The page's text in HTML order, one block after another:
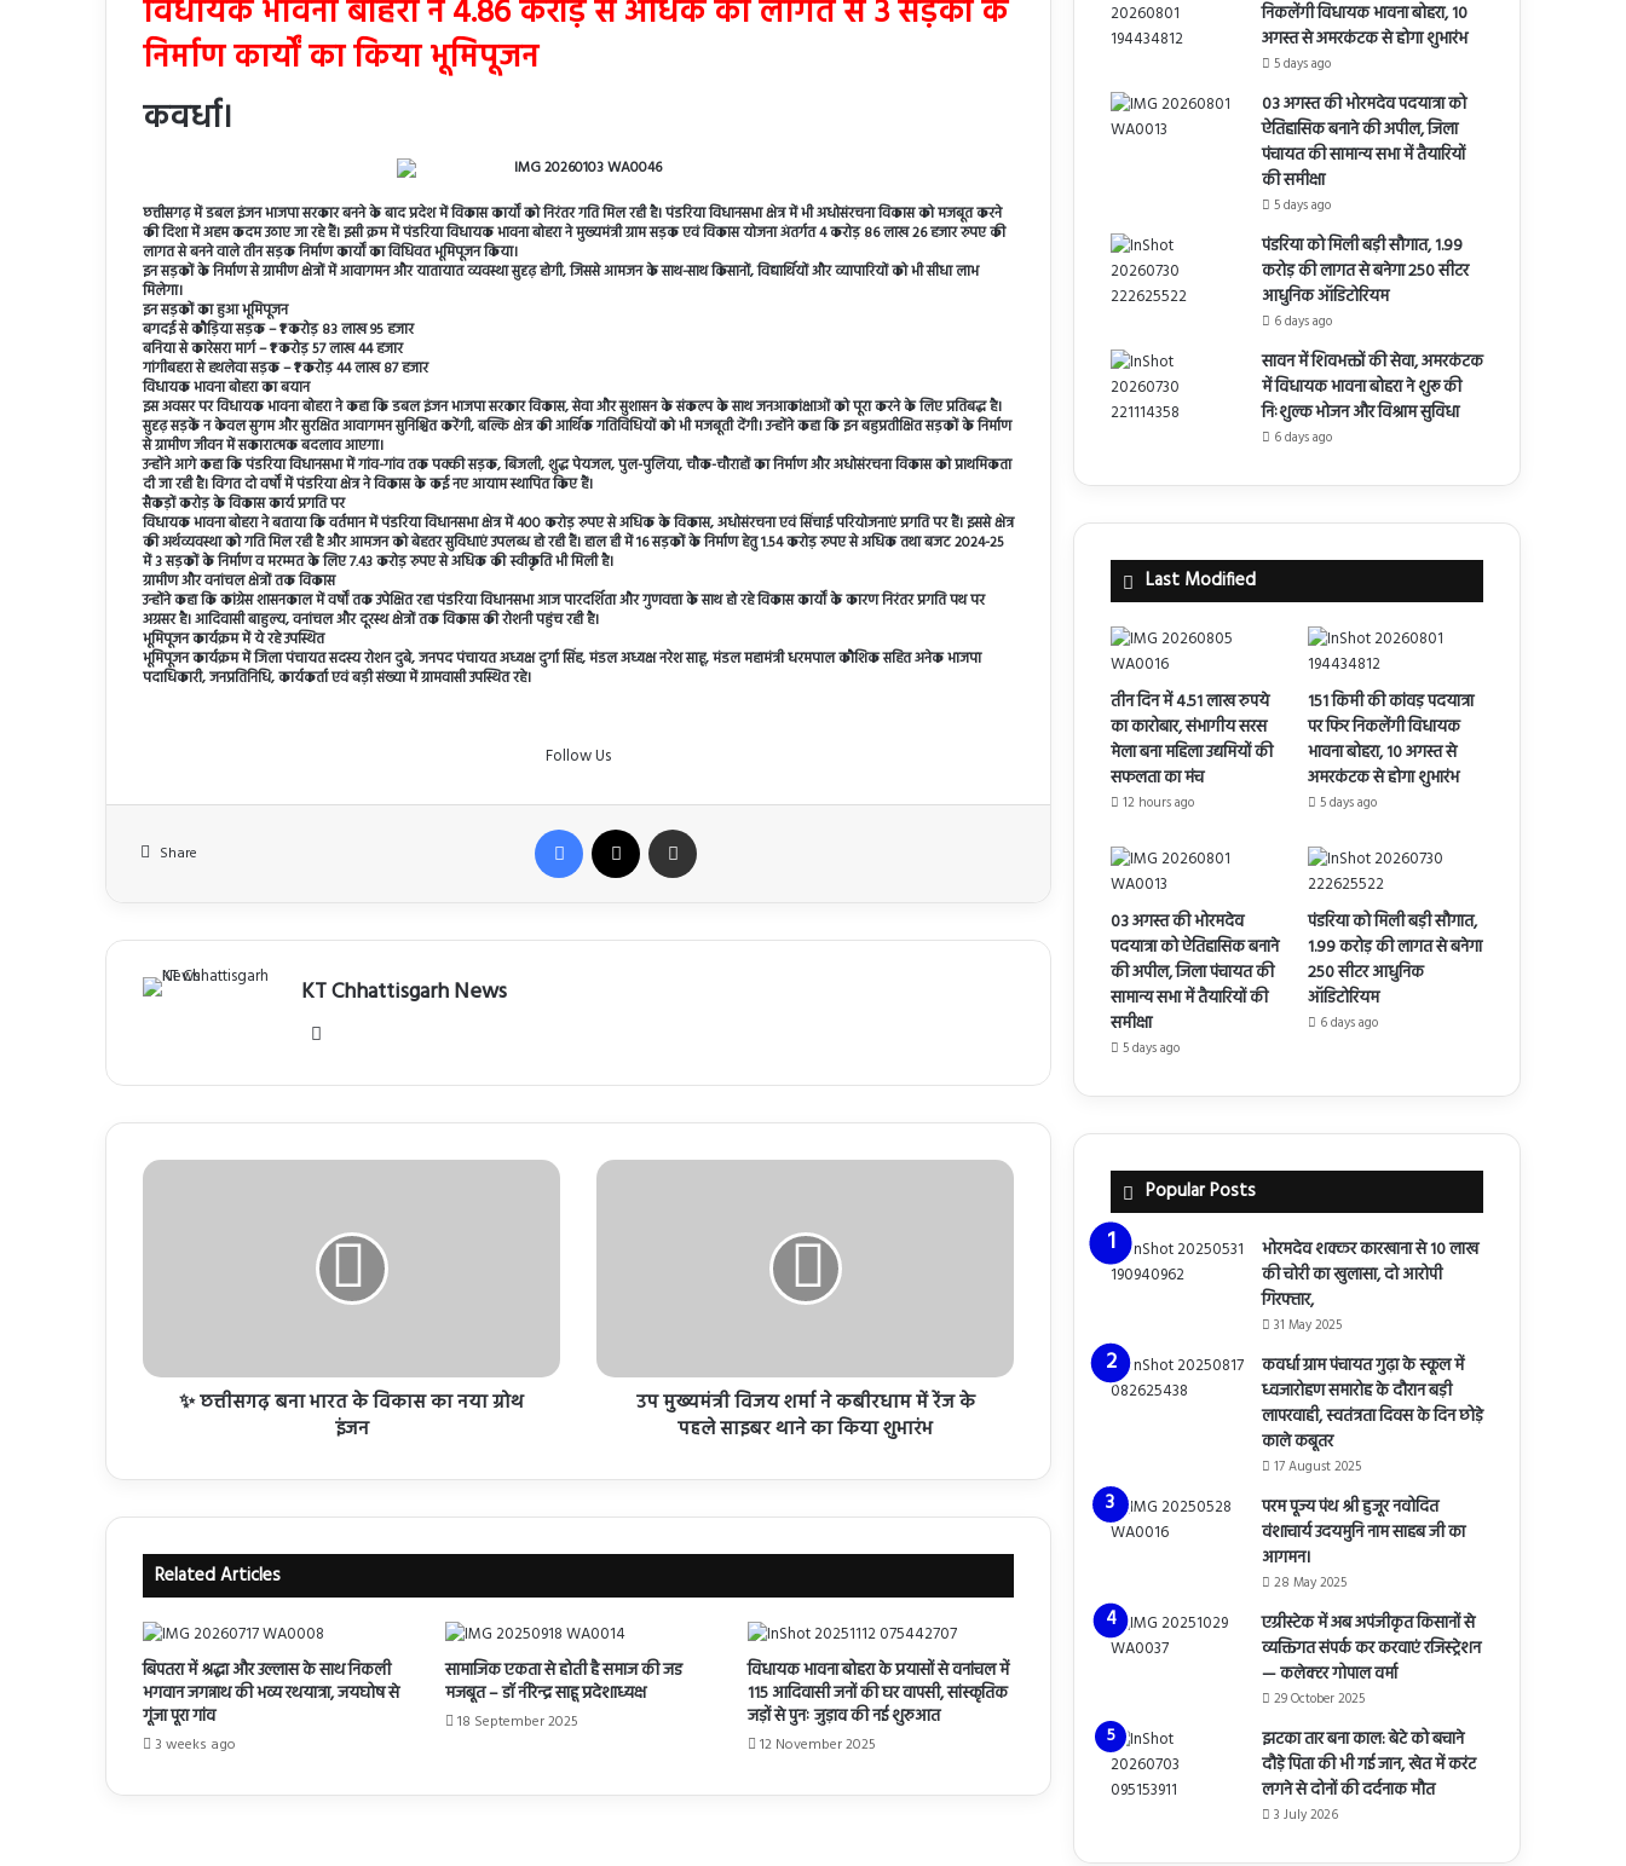
विधायक भावना बोहरा ने 4.86 करोड़ से अधिक की लागत से 3 सड़कों के
निर्माण कार्यों का किया भूमिपूजन
कवर्धा।
छत्तीसगढ़ में डबल इंजन भाजपा सरकार बनने के बाद प्रदेश में विकास कार्यों को निरंतर गति मिल रही है। पंडरिया विधानसभा क्षेत्र में भी अधोसंरचना विकास को मजबूत करने
की दिशा में अहम कदम उठाए जा रहे हैं। इसी क्रम में पंडरिया विधायक भावना बोहरा ने मुख्यमंत्री ग्राम सड़क एवं विकास योजना अंतर्गत 4 करोड़ 86 लाख 26 हजार रुपए की
लागत से बनने वाले तीन सड़क निर्माण कार्यों का विधिवत भूमिपूजन किया।
इन सड़कों के निर्माण से ग्रामीण क्षेत्रों में आवागमन और यातायात व्यवस्था सुदृढ़ होगी, जिससे आमजन के साथ-साथ किसानों, विद्यार्थियों और व्यापारियों को भी सीधा लाभ
मिलेगा।
इन सड़कों का हुआ भूमिपूजन
बगदई से कौड़िया सड़क – ₹1 करोड़ 83 लाख 95 हजार
बनिया से कारेसरा मार्ग – ₹1 करोड़ 57 लाख 44 हजार
गांगीबहरा से हथलेवा सड़क – ₹1 करोड़ 44 लाख 87 हजार
विधायक भावना बोहरा का बयान
इस अवसर पर विधायक भावना बोहरा ने कहा कि डबल इंजन भाजपा सरकार विकास, सेवा और सुशासन के संकल्प के साथ जनआकांक्षाओं को पूरा करने के लिए प्रतिबद्ध है।
सुदृढ़ सड़कें न केवल सुगम और सुरक्षित आवागमन सुनिश्चित करेंगी, बल्कि क्षेत्र की आर्थिक गतिविधियों को भी मजबूती देंगी। उन्होंने कहा कि इन बहुप्रतीक्षित सड़कों के निर्माण
से ग्रामीण जीवन में सकारात्मक बदलाव आएगा।
उन्होंने आगे कहा कि पंडरिया विधानसभा में गांव-गांव तक पक्की सड़क, बिजली, शुद्ध पेयजल, पुल-पुलिया, चौक-चौराहों का निर्माण और अधोसंरचना विकास को प्राथमिकता
दी जा रही है। विगत दो वर्षों में पंडरिया क्षेत्र ने विकास के कई नए आयाम स्थापित किए हैं।
सैकड़ों करोड़ के विकास कार्य प्रगति पर
विधायक भावना बोहरा ने बताया कि वर्तमान में पंडरिया विधानसभा क्षेत्र में 400 करोड़ रुपए से अधिक के विकास, अधोसंरचना एवं सिंचाई परियोजनाएं प्रगति पर हैं। इससे क्षेत्र
की अर्थव्यवस्था को गति मिल रही है और आमजन को बेहतर सुविधाएं उपलब्ध हो रही हैं। हाल ही में 16 सड़कों के निर्माण हेतु 1.54 करोड़ रुपए से अधिक तथा बजट 2024-25
में 3 सड़कों के निर्माण व मरम्मत के लिए 7.43 करोड़ रुपए से अधिक की स्वीकृति भी मिली है।
ग्रामीण और वनांचल क्षेत्रों तक विकास
उन्होंने कहा कि कांग्रेस शासनकाल में वर्षों तक उपेक्षित रहा पंडरिया विधानसभा आज पारदर्शिता और गुणवत्ता के साथ हो रहे विकास कार्यों के कारण निरंतर प्रगति पथ पर
अग्रसर है। आदिवासी बाहुल्य, वनांचल और दूरस्थ क्षेत्रों तक विकास की रोशनी पहुंच रही है।
भूमिपूजन कार्यक्रम में ये रहे उपस्थित
भूमिपूजन कार्यक्रम में जिला पंचायत सदस्य रोशन दुबे, जनपद पंचायत अध्यक्ष दुर्गा सिंह, मंडल अध्यक्ष नरेश साहू, मंडल महामंत्री धरमपाल कौशिक सहित अनेक भाजपा
पदाधिकारी, जनप्रतिनिधि, कार्यकर्ता एवं बड़ी संख्या में ग्रामवासी उपस्थित रहे।
Follow Us
Share
Facebook
KT Chhattisgarh News
✨ छत्तीसगढ़ बना भारत के विकास का नया ग्रोथ
इंजन
उप मुख्यमंत्री विजय शर्मा ने कबीरधाम में रेंज के
पहले साइबर थाने का किया शुभारंभ
Related Articles
बिपतरा में श्रद्धा और उल्लास के साथ निकली
भगवान जगन्नाथ की भव्य रथयात्रा, जयघोष से
गूंजा पूरा गांव
3 weeks ago
सामाजिक एकता से होती है समाज की जड
मजबूत – डाॅ नीरेन्द्र साहू प्रदेशाध्यक्ष
18 September 2025
विधायक भावना बोहरा के प्रयासों से वनांचल में
115 आदिवासी जनों की घर वापसी, सांस्कृतिक
जड़ों से पुनः जुड़ाव की नई शुरुआत
12 November 2025
निकलेंगी विधायक भावना बोहरा, 10
अगस्त से अमरकंटक से होगा शुभारंभ
5 days ago
03 अगस्त की भोरमदेव पदयात्रा को
ऐतिहासिक बनाने की अपील, जिला
पंचायत की सामान्य सभा में तैयारियों
की समीक्षा
5 days ago
पंडरिया को मिली बड़ी सौगात, 1.99
करोड़ की लागत से बनेगा 250 सीटर
आधुनिक ऑडिटोरियम
6 days ago
सावन में शिवभक्तों की सेवा, अमरकंटक
में विधायक भावना बोहरा ने शुरू की
निःशुल्क भोजन और विश्राम सुविधा
6 days ago
Last Modified
तीन दिन में 4.51 लाख रुपये
का कारोबार, संभागीय सरस
मेला बना महिला उद्यमियों की
सफलता का मंच
12 hours ago
151 किमी की कांवड़ पदयात्रा
पर फिर निकलेंगी विधायक
भावना बोहरा, 10 अगस्त से
अमरकंटक से होगा शुभारंभ
5 days ago
03 अगस्त की भोरमदेव
पदयात्रा को ऐतिहासिक बनाने
की अपील, जिला पंचायत की
सामान्य सभा में तैयारियों की
समीक्षा
5 days ago
पंडरिया को मिली बड़ी सौगात,
1.99 करोड़ की लागत से बनेगा
250 सीटर आधुनिक
ऑडिटोरियम
6 days ago
Popular Posts
भोरमदेव शक्कर कारखाना से 10 लाख
की चोरी का खुलासा, दो आरोपी
गिरफ्तार,
31 May 2025
कवर्धा ग्राम पंचायत गुढ़ा के स्कूल में
ध्वजारोहण समारोह के दौरान बड़ी
लापरवाही, स्वतंत्रता दिवस के दिन छोड़े
काले कबूतर
17 August 2025
परम पूज्य पंथ श्री हुजूर नवोदित
वंशाचार्य उदयमुनि नाम साहब जी का
आगमन।
28 May 2025
एग्रीस्टेक में अब अपंजीकृत किसानों से
व्यक्तिगत संपर्क कर करवाएं रजिस्ट्रेशन
— कलेक्टर गोपाल वर्मा
29 October 2025
झटका तार बना काल: बेटे को बचाने
दौड़े पिता की भी गई जान, खेत में करंट
लगने से दोनों की दर्दनाक मौत
3 July 2026